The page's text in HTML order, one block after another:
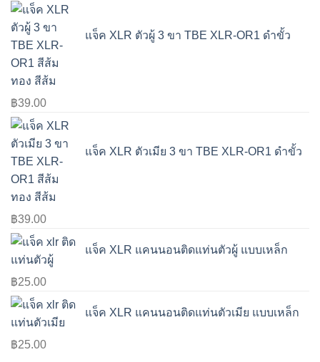
แจ็ค XLR ตัวผู้ 3 ขา TBE XLR-OR1 ดำขั้ว
ทอง สีส้ม
฿39.00
แจ็ค XLR ตัวเมีย 3 ขา TBE XLR-OR1 ดำขั้ว
ทอง สีส้ม
฿39.00
แจ็ค XLR แคนนอนติดแท่นตัวผู้ แบบเหล็ก
฿25.00
แจ็ค XLR แคนนอนติดแท่นตัวเมีย แบบเหล็ก
฿25.00